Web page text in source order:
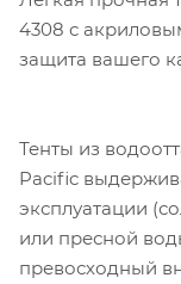
4308 с
защита вашего
Тенты из
Pacific
эксплуатации
или пресной
превосходный